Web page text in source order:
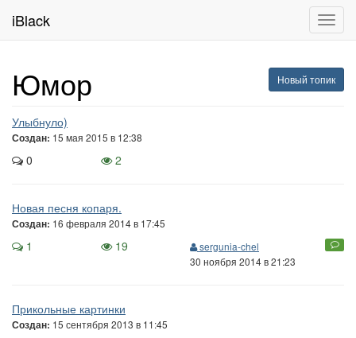
iBlack
Юмор Новый топик
Улыбнуло)
Создан: 15 мая 2015 в 12:38
0 2
Новая песня копаря.
Создан: 16 февраля 2014 в 17:45
1 19
sergunia-chel
30 ноября 2014 в 21:23
Прикольные картинки
Создан: 15 сентября 2013 в 11:45